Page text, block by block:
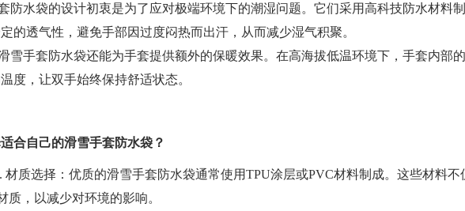
防水袋的设计初衷是为了应对极端环境下的潮湿问题。它们采用高科技防水材料
的透气性，避免手部因过度闷热而出汗，从而减少湿气积聚。
雪手套防水袋还能为手套提供额外的保暖效果。在高海拔低温环境下，手套内部
度，让双手始终保持舒适状态。
合自己的滑雪手套防水袋？
材质选择：优质的滑雪手套防水袋通常使用TPU涂层或PVC材料制成。这些材料
质，以减少对环境的影响。